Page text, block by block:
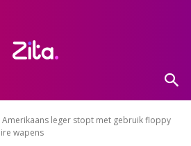
Amerikaans leger stopt met gebruik floppy
wapens